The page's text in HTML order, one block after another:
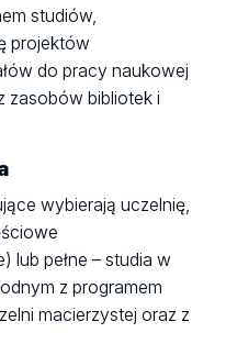
studiów,
projektów
do pracy naukowej
zasobów bibliotek i
wybierają uczelnię,
lub pełne – studia w
z programem
macierzystej oraz z